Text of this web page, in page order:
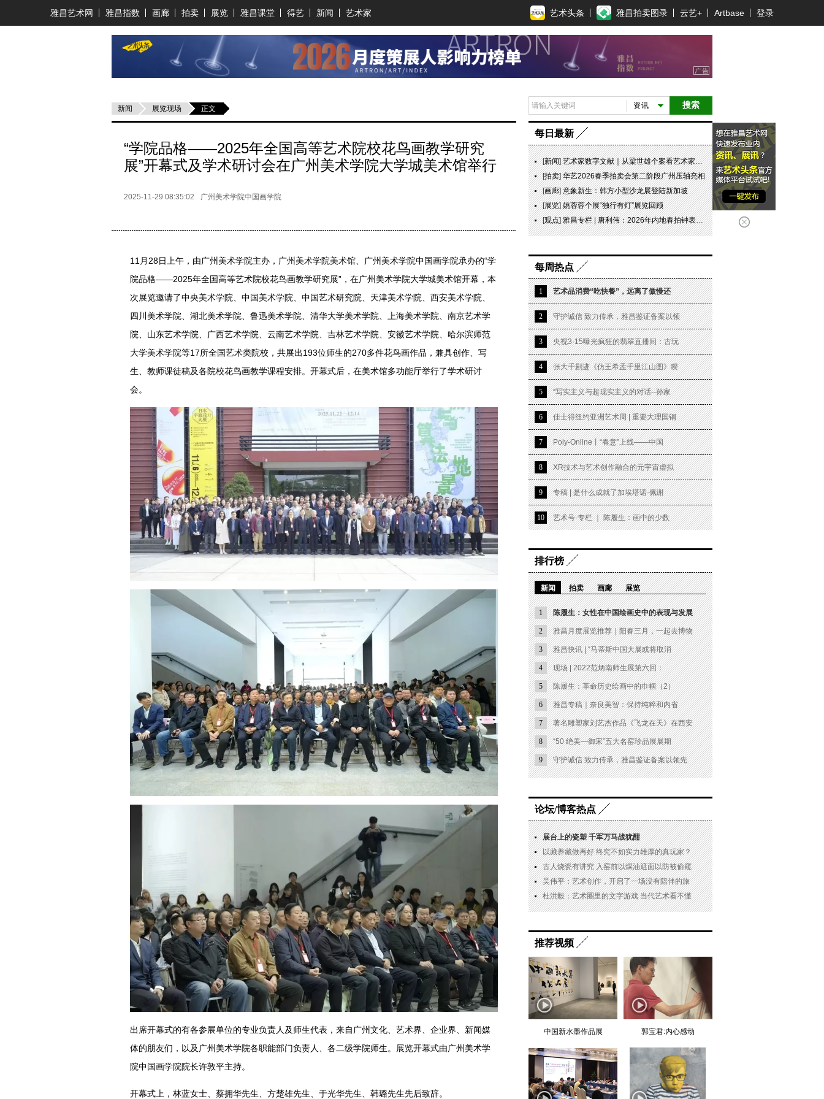
雅昌艺术网 雅昌指数 画廊 拍卖 展览 雅昌课堂 得艺 新闻 艺术家 艺术头条 雅昌拍卖图录 云艺+ Artbase 登录
新闻 展览现场 正文
“学院品格——2025年全国高等艺术院校花鸟画教学研究
展”开幕式及学术研讨会在广州美术学院大学城美术馆举行
2025-11-29 08:35:02 广州美术学院中国画学院
11月28日上午，由广州美术学院主办，广州美术学院美术馆、广州美术学院中国画学院承办的“学
院品格——2025年全国高等艺术院校花鸟画教学研究展”，在广州美术学院大学城美术馆开幕，本
次展览邀请了中央美术学院、中国美术学院、中国艺术研究院、天津美术学院、西安美术学院、
四川美术学院、湖北美术学院、鲁迅美术学院、清华大学美术学院、上海美术学院、南京艺术学
院、山东艺术学院、广西艺术学院、云南艺术学院、吉林艺术学院、安徽艺术学院、哈尔滨师范
大学美术学院等17所全国艺术类院校，共展出193位师生的270多件花鸟画作品，兼具创作、写
生、教师课徒稿及各院校花鸟画教学课程安排。开幕式后，在美术馆多功能厅举行了学术研讨
会。
出席开幕式的有各参展单位的专业负责人及师生代表，来自广州文化、艺术界、企业界、新闻媒
体的朋友们，以及广州美术学院各职能部门负责人、各二级学院师生。展览开幕式由广州美术学
院中国画学院院长许敦平主持。
开幕式上，林蓝女士、蔡拥华先生、方楚雄先生、于光华先生、韩璐先生先后致辞。
搜索
资讯
每日最新
[新闻]艺术家数字文献｜从梁世雄个案看艺术家艺术数字文献的重要性和紧迫性
[拍卖]华艺2026春季拍卖会第二阶段广州压轴亮相
[画廊]意象新生：韩方小型沙龙展登陆新加坡
[展览]姚蓉蓉个展“独行有灯”展览回顾
[观点]雅昌专栏 | 唐利伟：2026年内地春拍钟表市场观察 赛道重构、圈层分化与收藏逻辑迭代
每周热点
1 艺术品消费“吃快餐”，远离了傲慢还
2 守护诚信 致力传承，雅昌鉴证备案以领
3 央视3·15曝光疯狂的翡翠直播间：古玩
4 张大千剧迹《仿王希孟千里江山图》睽
5 “写实主义与超现实主义的对话--孙家
6 佳士得纽约亚洲艺术周 | 重要大理国铜
7 Poly-Online丨“春意”上线——中国
8 XR技术与艺术创作融合的元宇宙虚拟
9 专稿 | 是什么成就了加埃塔诺·佩谢
10 艺术号·专栏 ｜ 陈履生：画中的少数
排行榜
新闻 拍卖 画廊 展览
1 陈履生：女性在中国绘画史中的表现与发展
2 雅昌月度展览推荐｜阳春三月，一起去博物
3 雅昌快讯 | “马蒂斯中国大展或将取消
4 现场 | 2022范炳南师生展第六回：
5 陈履生：革命历史绘画中的巾帼（2）
6 雅昌专稿｜奈良美智：保持纯粹和内省
7 著名雕塑家刘艺杰作品《飞龙在天》在西安
8 “50 绝美—御宋”五大名窑珍品展展期
9 守护诚信 致力传承，雅昌鉴证备案以领先
论坛/博客热点
展台上的瓷塑 千军万马战犹酣
以藏养藏做再好 终究不如实力雄厚的真玩家？
古人烧瓷有讲究 入窑前以煤油遮面以防被偷窥
吴伟平：艺术创作，开启了一场没有陪伴的旅
杜洪毅：艺术圈里的文字游戏 当代艺术看不懂
推荐视频
中国新水墨作品展 郭宝君:内心感动